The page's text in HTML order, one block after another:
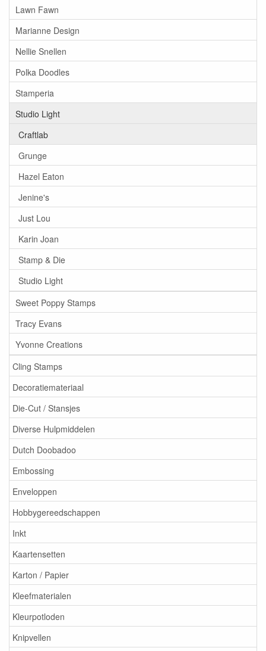
Lawn Fawn
Marianne Design
Nellie Snellen
Polka Doodles
Stamperia
Studio Light
Craftlab
Grunge
Hazel Eaton
Jenine's
Just Lou
Karin Joan
Stamp & Die
Studio Light
Sweet Poppy Stamps
Tracy Evans
Yvonne Creations
Cling Stamps
Decoratiemateriaal
Die-Cut / Stansjes
Diverse Hulpmiddelen
Dutch Doobadoo
Embossing
Enveloppen
Hobbygereedschappen
Inkt
Kaartensetten
Karton / Papier
Kleefmaterialen
Kleurpotloden
Knipvellen